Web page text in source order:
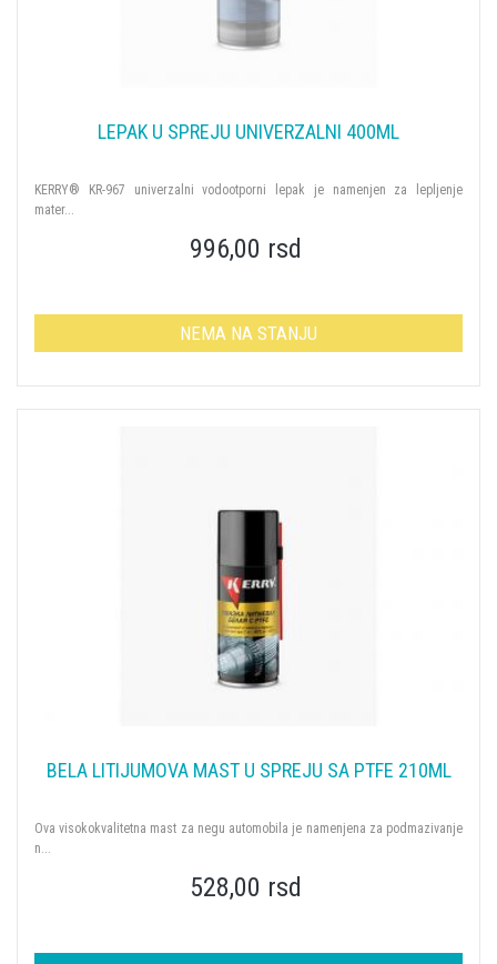
LEPAK U SPREJU UNIVERZALNI 400ML
KERRY® KR-967 univerzalni vodootporni lepak je namenjen za lepljenje
mater...
996,00 rsd
NEMA NA STANJU
BELA LITIJUMOVA MAST U SPREJU SA PTFE 210ML
Ova visokokvalitetna mast za negu automobila je namenjena za podmazivanje
n...
528,00 rsd